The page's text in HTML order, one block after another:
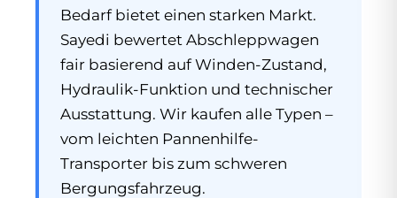
Bedarf bietet einen starken Markt.
Sayedi bewertet Abschleppwagen
fair basierend auf Winden-Zustand,
Hydraulik-Funktion und technischer
Ausstattung. Wir kaufen alle Typen –
vom leichten Pannenhilfe-
Transporter bis zum schweren
Bergungsfahrzeug.